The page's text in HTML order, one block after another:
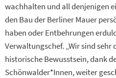
wachhalten und all denjenigen
den Bau der Berliner Mauer
haben oder Entbehrungen
Verwaltungschef. „Wir sind sehr
historische Bewusstsein, dank
Schönwalder*Innen, weiter